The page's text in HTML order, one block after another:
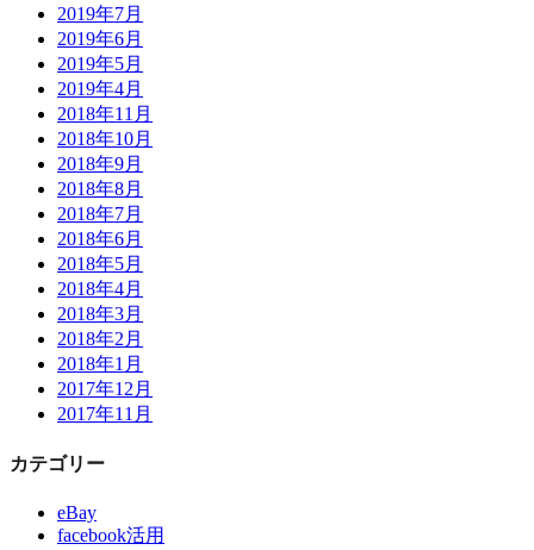
2019年7月
2019年6月
2019年5月
2019年4月
2018年11月
2018年10月
2018年9月
2018年8月
2018年7月
2018年6月
2018年5月
2018年4月
2018年3月
2018年2月
2018年1月
2017年12月
2017年11月
カテゴリー
eBay
facebook活用